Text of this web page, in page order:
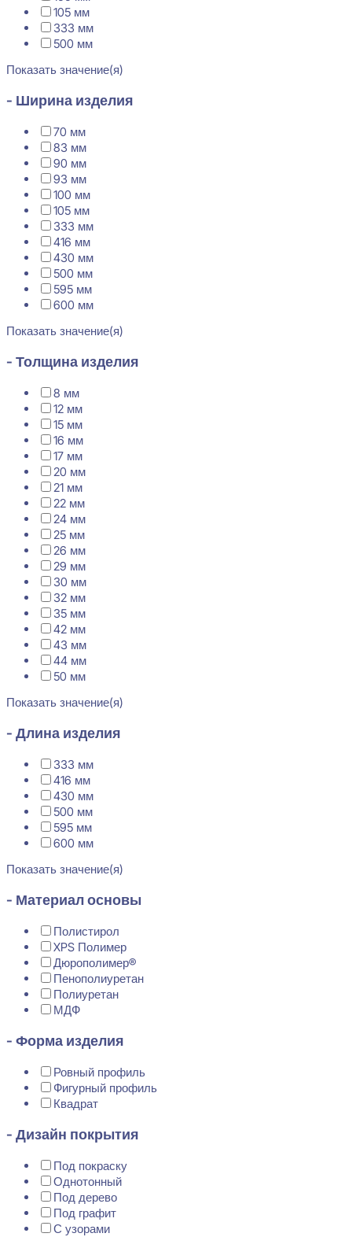
105 мм
333 мм
500 мм
Показать значение(я)
- Ширина изделия
70 мм
83 мм
90 мм
93 мм
100 мм
105 мм
333 мм
416 мм
430 мм
500 мм
595 мм
600 мм
Показать значение(я)
- Толщина изделия
8 мм
12 мм
15 мм
16 мм
17 мм
20 мм
21 мм
22 мм
24 мм
25 мм
26 мм
29 мм
30 мм
32 мм
35 мм
42 мм
43 мм
44 мм
50 мм
Показать значение(я)
- Длина изделия
333 мм
416 мм
430 мм
500 мм
595 мм
600 мм
Показать значение(я)
- Материал основы
Полистирол
XPS Полимер
Дюрополимер®
Пенополиуретан
Полиуретан
МДФ
- Форма изделия
Ровный профиль
Фигурный профиль
Квадрат
- Дизайн покрытия
Под покраску
Однотонный
Под дерево
Под графит
С узорами